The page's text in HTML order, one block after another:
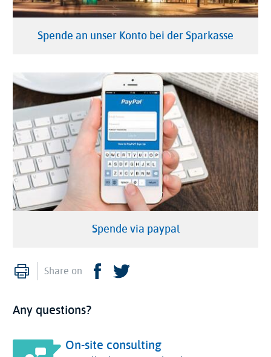
Spende an unser Konto bei der Sparkasse
Spende via paypal
Print
Share on Facebook
Any questions?
On-site consulting